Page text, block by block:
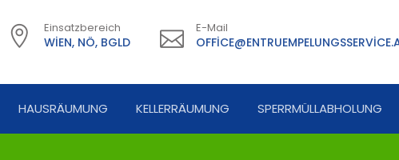
Einsatzbereich
WIEN, NÖ, BGLD
E-Mail
HAUSRÄUMUNG KELLERRÄUMUNG SPERRMÜLLABHOLUNG